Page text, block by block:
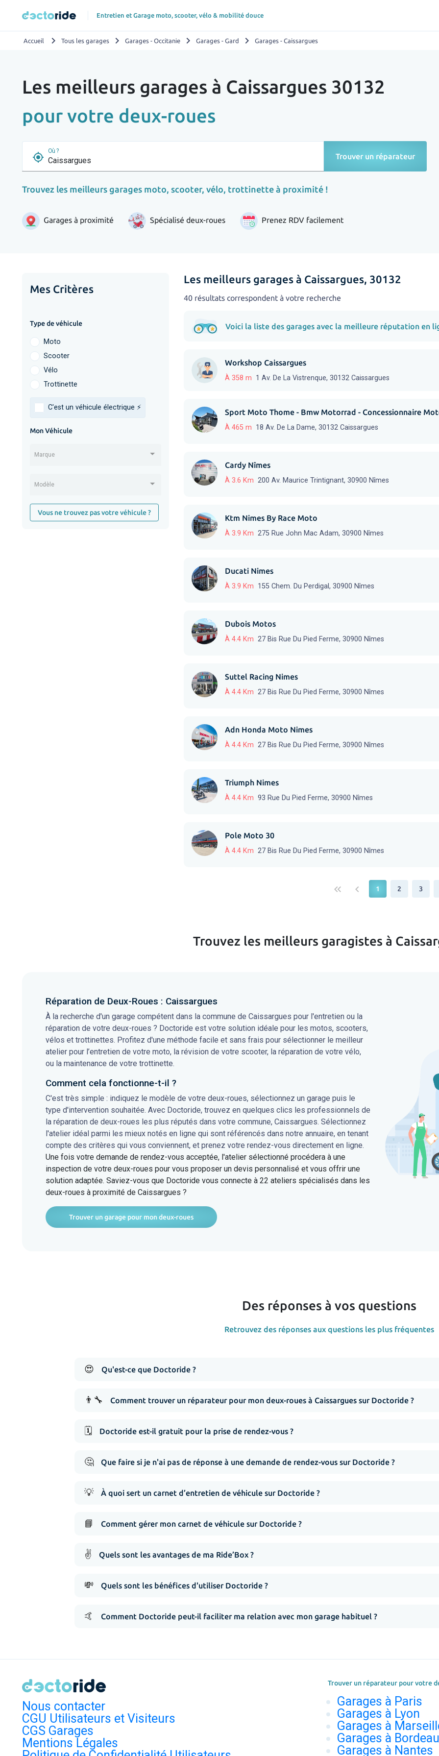
Entretien et Garage moto, scooter, vélo & mobilité douce
Accueil chevron_right Tous les garages chevron_right Garages - Occitanie chevron_right Garages - Gard chevron_right Garages - Caissargues
Les meilleurs garages à Caissargues 30132
pour votre deux-roues
my_location
Où ?
Trouver un réparateur
Trouvez les meilleurs garages moto, scooter, vélo, trottinette à proximité !
Garages à proximité Spécialisé deux-roues Prenez RDV facilement
Mes Critères
Type de véhicule
Moto
Scooter
Vélo
Trottinette
C'est un véhicule électrique ⚡️
Mon Véhicule
Marque
Modèle
Vous ne trouvez pas votre véhicule ?
Les meilleurs garages à Caissargues, 30132
40 résultats correspondent à votre recherche
Voici la liste des garages avec la meilleure réputation en
Workshop Caissargues
À 358 m 1 Av. De La Vistrenque, 30132 Caissargues
Sport Moto Thome - Bmw Motorrad - Concessionnaire
À 465 m 18 Av. De La Dame, 30132 Caissargues
Cardy Nîmes
À 3.6 Km 200 Av. Maurice Trintignant, 30900 Nîmes
Ktm Nimes By Race Moto
À 3.9 Km 275 Rue John Mac Adam, 30900 Nîmes
Ducati Nimes
À 3.9 Km 155 Chem. Du Perdigal, 30900 Nîmes
Dubois Motos
À 4.4 Km 27 Bis Rue Du Pied Ferme, 30900 Nîmes
Suttel Racing Nimes
À 4.4 Km 27 Bis Rue Du Pied Ferme, 30900 Nîmes
Adn Honda Moto Nimes
À 4.4 Km 27 Bis Rue Du Pied Ferme, 30900 Nîmes
Triumph Nimes
À 4.4 Km 93 Rue Du Pied Ferme, 30900 Nîmes
Pole Moto 30
À 4.4 Km 27 Bis Rue Du Pied Ferme, 30900 Nîmes
keyboard_double_arrow_left keyboard_arrow_left 1 2 3
Trouvez les meilleurs garagistes à
Réparation de Deux-Roues : Caissargues
À la recherche d'un garage compétent dans la commune de Caissargues pour l'entretien ou la
réparation de votre deux-roues ? Doctoride est votre solution idéale pour les motos, scooters,
vélos et trottinettes. Profitez d'une méthode facile et sans frais pour sélectionner le meilleur
atelier pour l’entretien de votre moto, la révision de votre scooter, la réparation de votre vélo,
ou la maintenance de votre trottinette.
Comment cela fonctionne-t-il ?
C'est très simple : indiquez le modèle de votre deux-roues, sélectionnez un garage puis le
type d'intervention souhaitée. Avec Doctoride, trouvez en quelques clics les professionnels de
la réparation de deux-roues les plus réputés dans votre commune, Caissargues. Sélectionnez
l'atelier idéal parmi les mieux notés en ligne qui sont référencés dans notre annuaire, en tenant
compte des critères qui vous conviennent, et prenez votre rendez-vous directement en ligne.
Une fois votre demande de rendez-vous acceptée, l'atelier sélectionné procédera à une
inspection de votre deux-roues pour vous proposer un devis personnalisé et vous offrir une
solution adaptée. Saviez-vous que Doctoride vous connecte à 22 ateliers spécialisés dans les
deux-roues à proximité de Caissargues ?
Trouver un garage pour mon deux-roues
Des réponses à vos questions
Retrouvez des réponses aux questions les plus fréquentes
😍 Qu'est-ce que Doctoride ?
👨‍🔧 Comment trouver un réparateur pour mon deux-roues à Caissargues sur Doctoride ?
🗓️ Doctoride est-il gratuit pour la prise de rendez-vous ?
🤔 Que faire si je n'ai pas de réponse à une demande de rendez-vous sur Doctoride ?
💡 À quoi sert un carnet d’entretien de véhicule sur Doctoride ?
📘 Comment gérer mon carnet de véhicule sur Doctoride ?
✌️ Quels sont les avantages de ma Ride’Box ?
💸 Quels sont les bénéfices d'utiliser Doctoride ?
🤙 Comment Doctoride peut-il faciliter ma relation avec mon garage habituel ?
Nous contacter
CGU Utilisateurs et Visiteurs
CGS Garages
Mentions Légales
Trouver un réparateur pour votre
Garages à Paris
Garages à Lyon
Garages à
Garages à
Garages à Nantes